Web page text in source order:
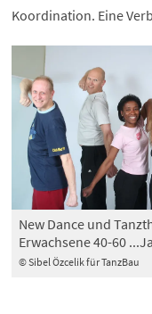
Koordination. Eine
© Sibel Özcelik für TanzBau
New Dance und
Erwachsene 40-60